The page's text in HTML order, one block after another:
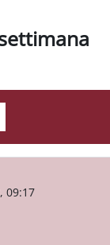
09:17